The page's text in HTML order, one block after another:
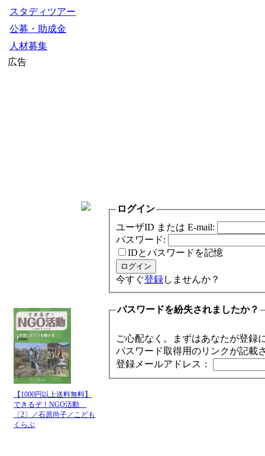
スタディツアー
公募・助成金
人材募集
広告
【1000円以上送料無料】
できるぞ！NGO活動
〔2〕／石原尚子／こども
くらぶ
ログイン
ユーザID または E-mail:
パスワード:
IDとパスワードを記憶
今すぐ登録しませんか？
パスワードを紛失されましたか？
ご心配なく。まずはあなたが登録
パスワード取得用のリンクが記載
登録メールアドレス：